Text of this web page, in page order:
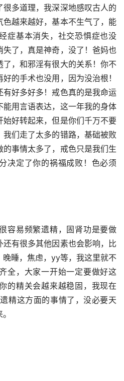
多道理，我深深地感叹古人的
越来越好，基本不生气了，能
症基本消失，社交恐惧症也没
了，真是神奇，没了！爸妈也
，和邪淫有很大的关系！你不
的手术也没用，因为没治根！
好多好多！戒色真的是我命运
用言语表达，这一年我的身体
好转起来，但是你们千万不要
们走了太多的错路，基础被败
事情太多了，戒色只是我们生
决定了你的祸福成败！色必须
容易频繁遗精，固肾功是要做
有很多其他因素也会影响，比
睡，焦虑，yy等，我这里就不
全，大家一开始一定要做好这
的精关会越来越稳固，我现在
精这方面的事情了，没必要天